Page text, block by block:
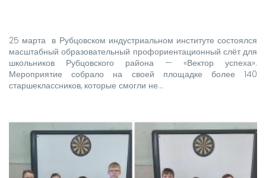
25 марта в Рубцовском индустриальном институте состоялся
масштабный образовательный профориентационный слёт для
школьников Рубцовского района — «Вектор успеха».
Мероприятие собрало на своей площадке более 140
старшеклассников, которые смогли не…